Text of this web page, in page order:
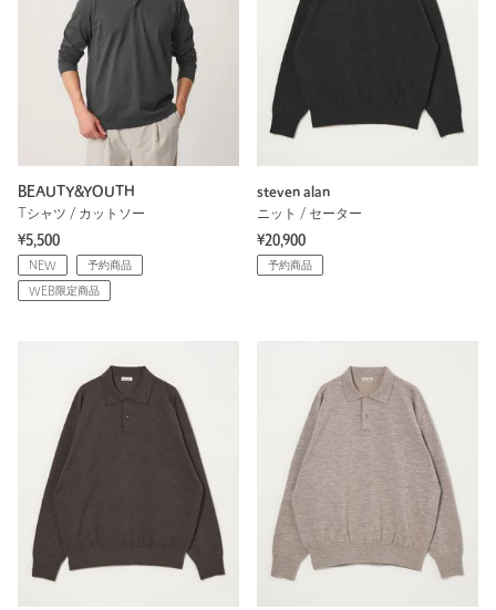
BEAUTY&YOUTH
Tシャツ / カットソー
¥5,500
NEW 予約商品
WEB限定商品
steven alan
ニット / セーター
¥20,900
予約商品